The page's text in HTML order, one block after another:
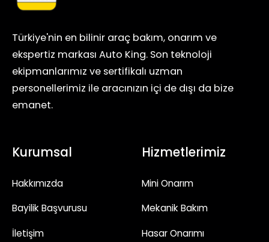
Türkiye'nin en bilinir araç bakım, onarım ve
ekspertiz markası Auto King. Son teknoloji
ekipmanlarımız ve sertifikalı uzman
personellerimiz ile aracınızın içi de dışı da bize
emanet.
Kurumsal
Hakkımızda
Bayilik Başvurusu
İletişim
Hizmetlerimiz
Mini Onarım
Mekanik Bakım
Hasar Onarımı